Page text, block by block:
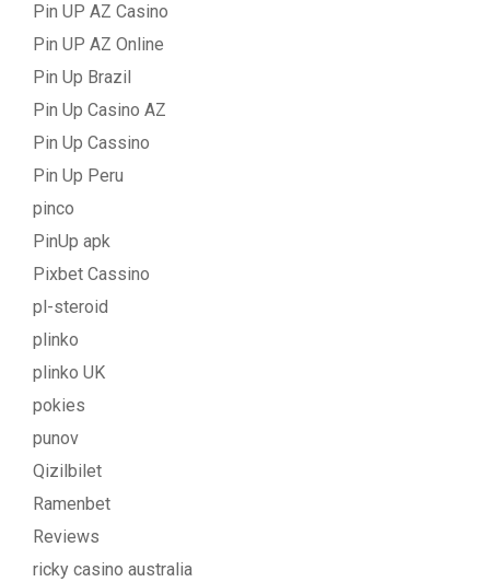
Pin UP AZ Casino
Pin UP AZ Online
Pin Up Brazil
Pin Up Casino AZ
Pin Up Cassino
Pin Up Peru
pinco
PinUp apk
Pixbet Cassino
pl-steroid
plinko
plinko UK
pokies
punov
Qizilbilet
Ramenbet
Reviews
ricky casino australia